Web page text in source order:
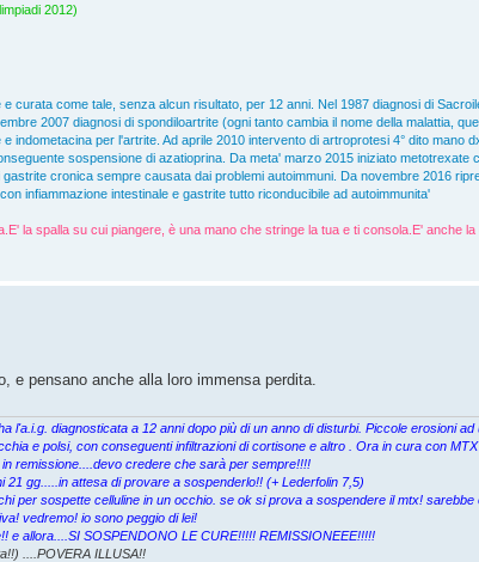
2012)
curata come tale, senza alcun risultato, per 12 anni. Nel 1987 diagnosi di
2007 diagnosi di spondiloartrite (ogni tanto cambia il nome della malattia,
indometacina per l'artrite. Ad aprile 2010 intervento di artroprotesi 4° dito mano
sospensione di azatioprina. Da meta' marzo 2015 iniziato
cronica sempre causata dai problemi autoimmuni. Da novembre 2016
infiammazione intestinale e gastrite tutto riconducibile ad autoimmunita'
la spalla su cui piangere, è una mano che stringe la tua e ti consola.E' anche
e pensano anche alla loro immensa perdita.
l'a.i.g. diagnosticata a 12 anni dopo più di un anno di disturbi. Piccole erosioni
e polsi, con conseguenti infiltrazioni di cortisone e altro . Ora in cura con
remissione....devo credere che sarà per sempre!!!!
gg.....in attesa di provare a sospenderlo!! (+ Lederfolin 7,5)
per sospette celluline in un occhio. se ok si prova a sospendere il mtx!
vedremo! io sono peggio di lei!
e allora....SI SOSPENDONO LE CURE!!!!! REMISSIONEEE!!!!!
....POVERA ILLUSA!!